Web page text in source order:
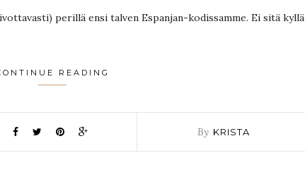
perillä ensi talven Espanjan-kodissamme. Ei sitä kyllä
READING
By KRISTA